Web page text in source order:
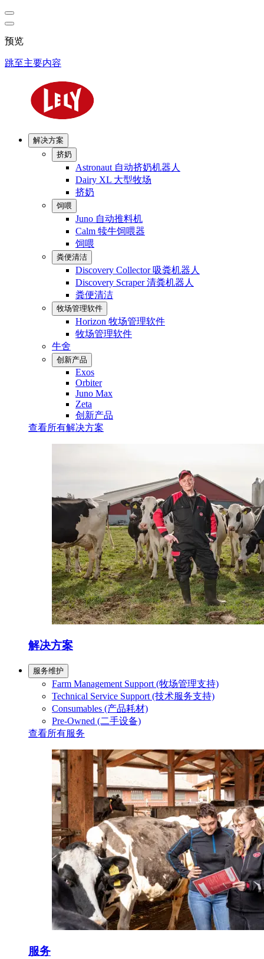
预览
跳至主要内容
解决方案
挤奶
Astronaut 自动挤奶机器人
Dairy XL 大型牧场
挤奶
饲喂
Juno 自动推料机
Calm 犊牛饲喂器
饲喂
粪便清洁
Discovery Collector 吸粪机器人
Discovery Scraper 清粪机器人
粪便清洁
牧场管理软件
Horizon 牧场管理软件
牧场管理软件
牛舍
创新产品
Exos
Orbiter
Juno Max
Zeta
创新产品
查看所有解决方案
解决方案
服务维护
Farm Management Support (牧场管理支持)
Technical Service Support (技术服务支持)
Consumables (产品耗材)
Pre-Owned (二手设备)
查看所有服务
服务